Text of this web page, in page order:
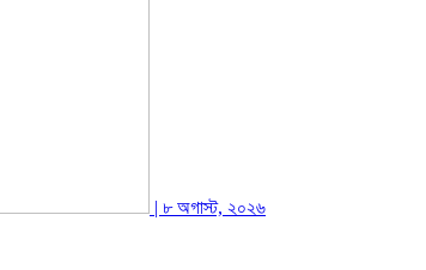
| ৮ অগাস্ট, ২০২৬